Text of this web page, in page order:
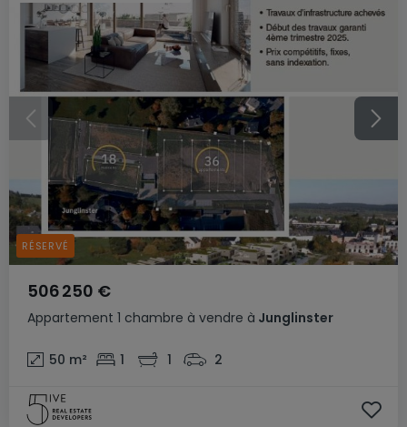
Appartement 1 chambre à vendre à Junglinster
506 250 €
50 m² 1 1 2
RÉSERVÉ